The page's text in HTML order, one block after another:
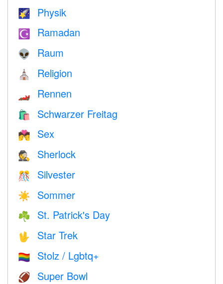
🌠 Physik
☪️ Ramadan
👽 Raum
⛪️ Religion
🏎 Rennen
🛍 Schwarzer Freitag
💏 Sex
🕵️ Sherlock
🎊 Silvester
☀️ Sommer
☘️ St. Patrick's Day
🖖 Star Trek
🏳️‍🌈 Stolz / Lgbtq+
🏈 Super Bowl